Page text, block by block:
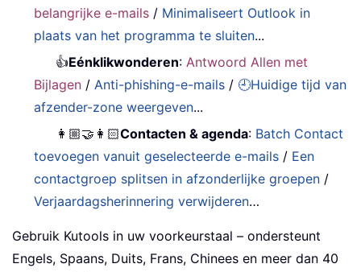
belangrijke e-mails / Minimaliseert Outlook in
plaats van het programma te sluiten...
👍Eénklikwonderen:Antwoord Allen met
Bijlagen /Anti-phishing-e-mails / 🕘Huidige tijd van
afzender-zone weergeven...
👩🏼‍🤝‍👩🏻Contacten & agenda: Batch Contact
toevoegen vanuit geselecteerde e-mails / Een
contactgroep splitsen in afzonderlijke groepen /
Verjaardagsherinnering verwijderen…
Gebruik Kutools in uw voorkeurstaal – ondersteunt
Engels, Spaans, Duits, Frans, Chinees en meer dan 40